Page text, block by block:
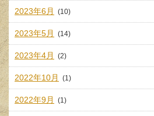
2023年6月 (10)
2023年5月 (14)
2023年4月 (2)
2022年10月 (1)
2022年9月 (1)